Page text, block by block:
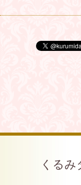
くる